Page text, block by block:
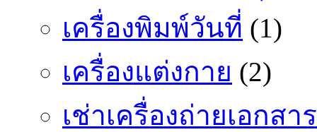
เครื่องพิมพ์วันที่ (1)
เครื่องแต่งกาย (2)
เช่าเครื่องถ่ายเอกสาร